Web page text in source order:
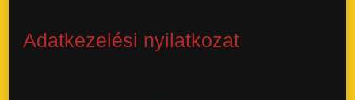
Adatkezelési nyilatkozat